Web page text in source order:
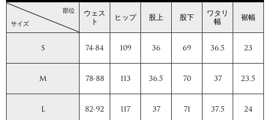
サイズ
部位 ウェス
ト ヒップ 股上 股下 ワタリ
幅 裾幅
S 74-84 109 36 69 36.5 23
M 78-88 113 36.5 70 37 23.5
L 82-92 117 37 71 37.5 24